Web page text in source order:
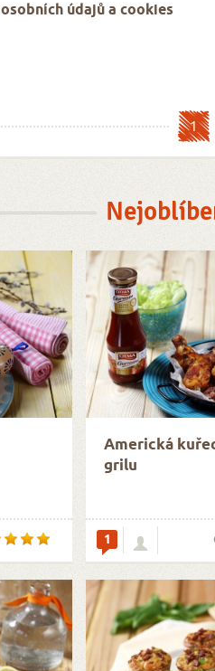
osobních údajů a cookies
1
Americká
grilu
1